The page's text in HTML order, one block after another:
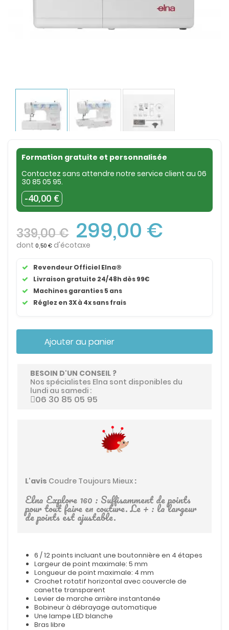
Formation gratuite et personnalisée
Contactez sans attendre notre service client au 06
30 85 05 95.
-40,00 €
339,00 € 299,00 €
dont 0,50 € d'écotaxe
Revendeur Officiel Elna®
Livraison gratuite 24/48h dès 99€
Machines garanties 5 ans
Réglez en 3X à 4x sans frais
Ajouter au panier
BESOIN D'UN CONSEIL ?
Nos spécialistes Elna sont disponibles du
lundi au samedi :
06 30 85 05 95
L'avis Coudre Toujours Mieux :
Elna Explore 160 : Suffisamment de points
pour tout faire en couture. Le + : la largeur
de points est ajustable.
6 / 12 points incluant une boutonnière en 4 étapes
Largeur de point maximale: 5 mm
Longueur de point maximale: 4 mm
Crochet rotatif horizontal avec couvercle de
canette transparent
Levier de marche arrière instantanée
Bobineur à débrayage automatique
Une lampe LED blanche
Bras libre